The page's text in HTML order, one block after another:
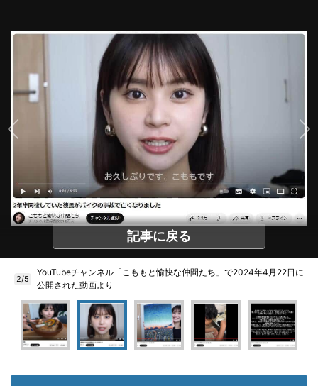
記事に戻る
2/5
YouTubeチャンネル「こももと愉快な仲間たち」で2024年4月22日に
公開された動画より